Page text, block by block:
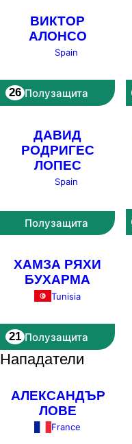
ВИКТОР
АЛОНСО
Spain
26 Полузащита
ДАВИД
РОДРИГЕС
ЛОПЕС
Spain
Полузащита
ХАМЗА РЯХИ
БУХАРМА
Tunisia
21 Полузащита
Нападатели
АЛЕКСАНДЪР
ЛОВЕ
France